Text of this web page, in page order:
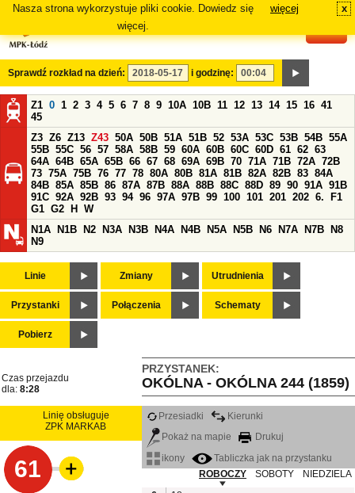
Nasza strona wykorzystuje pliki cookie. Dowiedz się
więcej.
więcej x
Sprawdź rozkład na dzień: i godzinę:
Z1 0 1 2 3 4 5 6 7 8 9 10A 10B 11 12 13 14 15 16 41
45
Z3 Z6 Z13 Z43 50A 50B 51A 51B 52 53A 53C 53B 54B 55A
55B 55C 56 57 58A 58B 59 60A 60B 60C 60D 61 62 63
64A 64B 65A 65B 66 67 68 69A 69B 70 71A 71B 72A 72B
73 75A 75B 76 77 78 80A 80B 81A 81B 82A 82B 83 84A
84B 85A 85B 86 87A 87B 88A 88B 88C 88D 89 90 91A 91B
91C 92A 92B 93 94 96 97A 97B 99 100 101 201 202 6.
F1
G1 G2 H
W
N1A
N1B N2 N3A N3B N4A N4B N5A N5B N6 N7A N7B
N8
N9
Linie Zmiany Utrudnienia
Przystanki Połączenia Schematy
Pobierz
PRZYSTANEK:
OKÓLNA - OKÓLNA 244 (1859)
Czas przejazdu
dla: 8:28
Linię obsługuje
ZPK MARKAB
61
Przesiadki
Kierunki
Pokaż na mapie
Drukuj
ikony
Tabliczka jak na przystanku
ROBOCZY
SOBOTY
NIEDZIELA